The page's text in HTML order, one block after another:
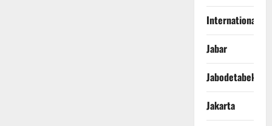
International
Jabar
Jabodetabek
Jakarta